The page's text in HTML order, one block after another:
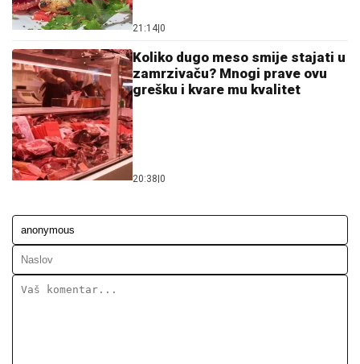
21:14|0
Koliko dugo meso smije stajati u
zamrzivaču? Mnogi prave ovu
grešku i kvare mu kvalitet
20:38|0